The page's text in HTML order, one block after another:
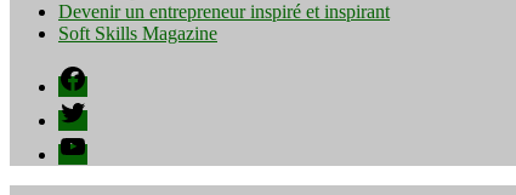
Devenir un entrepreneur inspiré et inspirant
Soft Skills Magazine
Facebook
Twitter
YouTube